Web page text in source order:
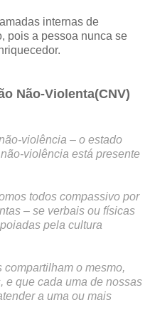
internas de
pois a pessoa nunca se
Não-Violenta(CNV)
violência – o estado
violência está presente
todos compassivo por
– se verbais ou físicas
pela cultura
o mesmo,
e que cada uma de nossas
a uma ou mais